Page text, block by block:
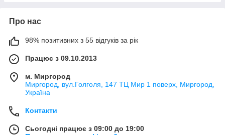
Про нас
98% позитивних з 55 відгуків за рік
Працює з 09.10.2013
м. Миргород
Миргород, вул.Голголя, 147 ТЦ Мир 1 поверх, Миргород,
Україна
Контакти
Сьогодні працює з 09:00 до 19:00